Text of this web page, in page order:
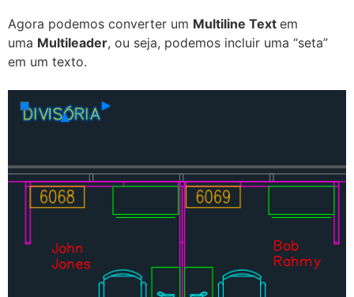
Agora podemos converter um Multiline Text em
uma Multileader, ou seja, podemos incluir uma “seta”
em um texto.